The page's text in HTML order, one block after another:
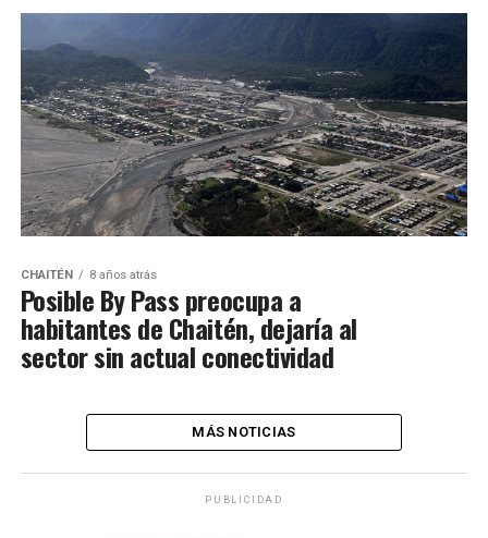
CHAITÉN 8 años atrás
Posible By Pass preocupa a
habitantes de Chaitén, dejaría al
sector sin actual conectividad
MÁS NOTICIAS
PUBLICIDAD